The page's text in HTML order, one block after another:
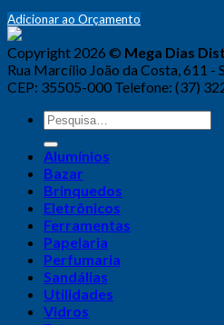
Adicionar ao Orçamento
Copyright 2026 © Mega Dias
Rua Marcílio João da Costa, 611
CEP: 35505-000 Telefone: (37)
Alumínios
Bazar
Brinquedos
Eletrônicos
Ferramentas
Papelaria
Perfumaria
Sandálias
Utilidades
Vidros